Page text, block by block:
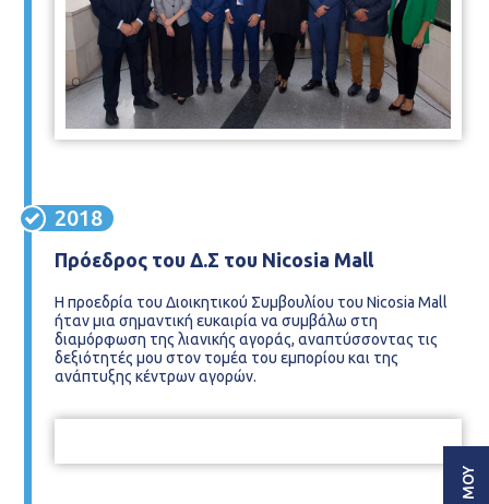
2018
Πρόεδρος του Δ.Σ του Nicosia Mall
Η προεδρία του Διοικητικού Συμβουλίου του Nicosia Mall
ήταν μια σημαντική ευκαιρία να συμβάλω στη
διαμόρφωση της λιανικής αγοράς, αναπτύσσοντας τις
δεξιότητές μου στον τομέα του εμπορίου και της
ανάπτυξης κέντρων αγορών.